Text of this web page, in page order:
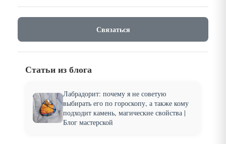
Связаться
Статьи из блога
Лабрадорит: почему я не советую
выбирать его по гороскопу, а также кому
подходит камень, магические свойства |
Блог мастерской